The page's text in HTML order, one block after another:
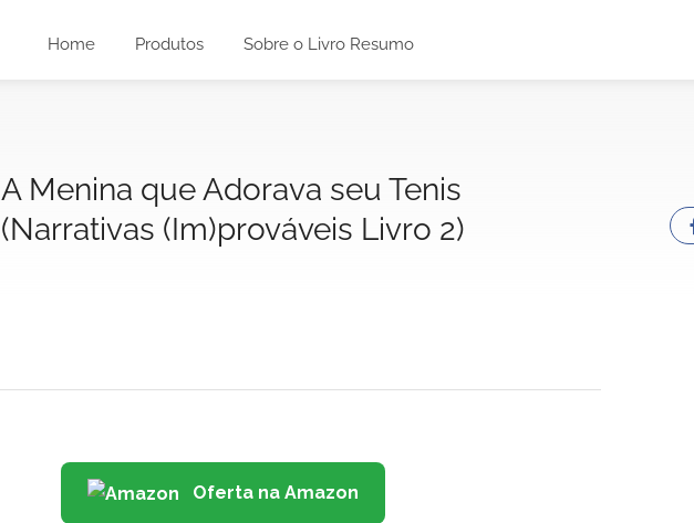
Home Produtos Sobre o Livro Resumo
A Menina que Adorava seu Tenis
(Narrativas (Im)prováveis Livro 2)
Oferta na Amazon